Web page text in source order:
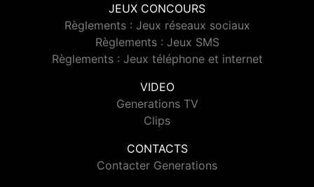
JEUX CONCOURS
Règlements : Jeux réseaux sociaux
Règlements : Jeux SMS
Règlements : Jeux téléphone et internet
VIDEO
Generations TV
Clips
CONTACTS
Contacter Generations